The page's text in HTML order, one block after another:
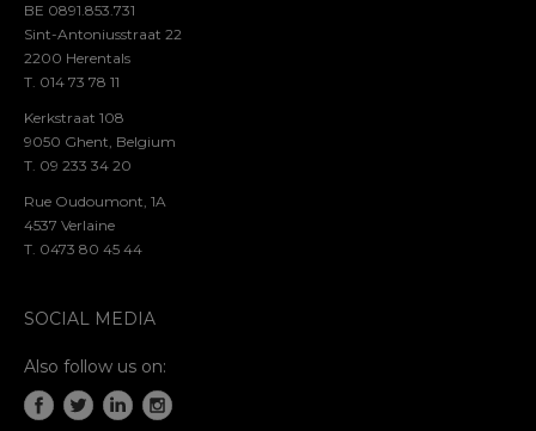
BE 0891.853.731
Sint-Antoniusstraat 22
2200 Herentals
T. 014 73 78 11
Kerkstraat 108
9050 Ghent, Belgium
T. 09 233 34 20
Rue Oudoumont, 1A
4537 Verlaine
T. 0473 80 45 44
SOCIAL MEDIA
Also follow us on: